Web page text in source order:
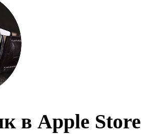
в Apple Store